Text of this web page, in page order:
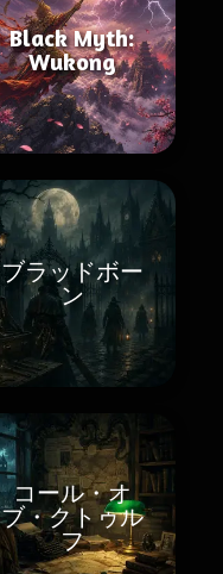
Black Myth:
Wukong
ブラッドボー
ン
コール・オ
ブ・クトゥル
フ